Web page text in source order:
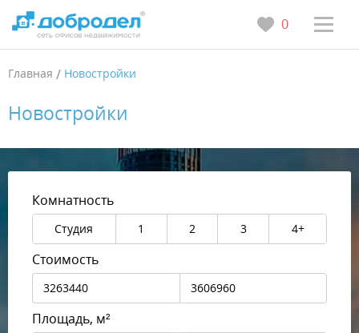
0
Главная / Новостройки
Новостройки
Комнатность
Студия 1 2 3 4+
Стоимость
Площадь, м²